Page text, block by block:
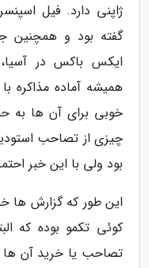
ژاپنی دارد. فیل
گفته بود و همچنین
ایکس باکس در آسیا،
همیشه آماده مذاکره
خوبی برای آن ها به
چیزی از تصاحب
بود ولی با این خبر
این طور که گزارش ها
کوئی تکمو بوده که
تصاحب یا خرید آن ها